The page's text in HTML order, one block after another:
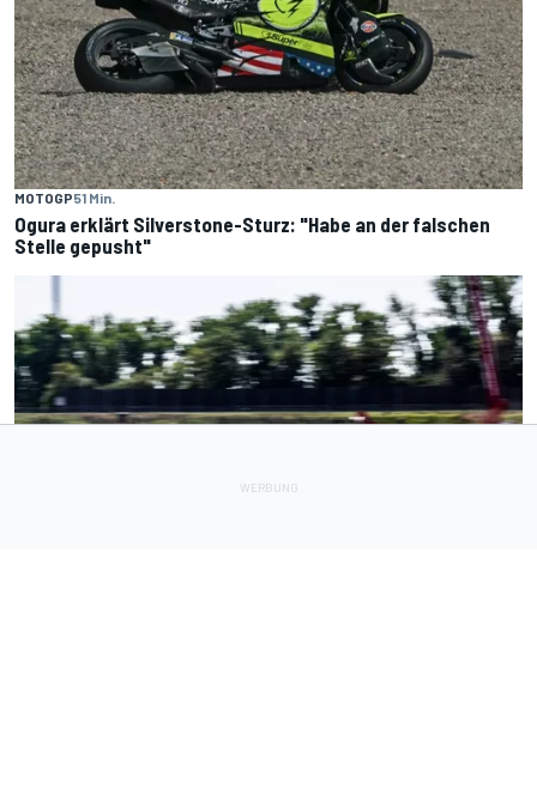
MOTOGP51 Min.
Ogura erklärt Silverstone-Sturz: "Habe an der falschen
Stelle gepusht"